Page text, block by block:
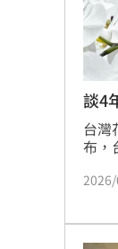
談4
台灣
布，
措施
畫」